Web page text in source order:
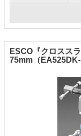
ESCO『クロスス
75mm（EA525DK-